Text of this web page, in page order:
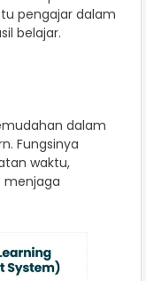
pengajar dalam
belajar.
dalam
Fungsinya
waktu,
menjaga